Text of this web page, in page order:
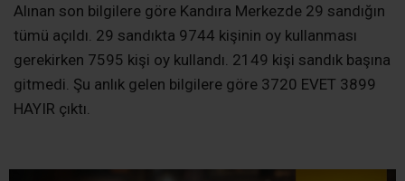
Alınan son bilgilere göre Kandıra Merkezde 29 sandığın
tümü açıldı. 29 sandıkta 9744 kişinin oy kullanması
gerekirken 7595 kişi oy kullandı. 2149 kişi sandık başına
gitmedi. Şu anlık gelen bilgilere göre 3720 EVET 3899
HAYIR çıktı.